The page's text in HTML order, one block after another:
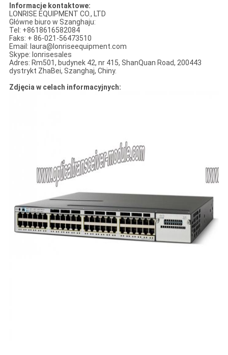
Informacje kontaktowe:
LONRISE EQUIPMENT CO., LTD
Główne biuro w Szanghaju:
Tel: +8618616582084
Faks: + 86-021-56473510
Email: laura@lonriseequipment.com
Skype: lonrisesales
Adres: Rm501, budynek 42, nr 415, ShanQuan Road, 200443
dystrykt ZhaBei, Szanghaj, Chiny.
Zdjęcia w celach informacyjnych: